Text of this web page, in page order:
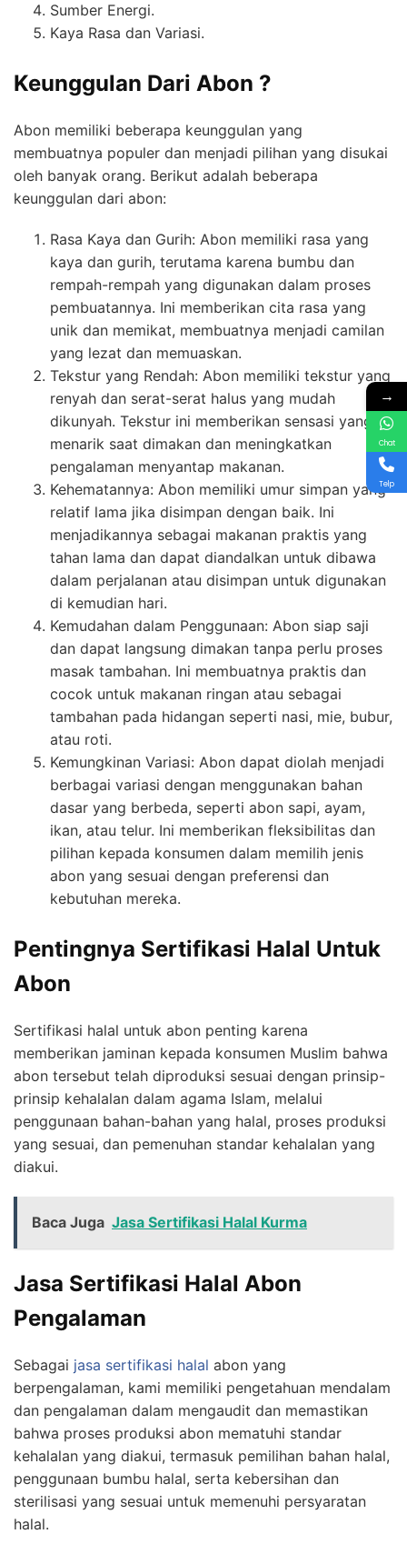
Sumber Energi.
Kaya Rasa dan Variasi.
Keunggulan Dari Abon ?
Abon memiliki beberapa keunggulan yang
membuatnya populer dan menjadi pilihan yang disukai
oleh banyak orang. Berikut adalah beberapa
keunggulan dari abon:
Rasa Kaya dan Gurih: Abon memiliki rasa yang
kaya dan gurih, terutama karena bumbu dan
rempah-rempah yang digunakan dalam proses
pembuatannya. Ini memberikan cita rasa yang
unik dan memikat, membuatnya menjadi camilan
yang lezat dan memuaskan.
Tekstur yang Rendah: Abon memiliki tekstur yang
renyah dan serat-serat halus yang mudah
dikunyah. Tekstur ini memberikan sensasi yang
menarik saat dimakan dan meningkatkan
pengalaman menyantap makanan.
Kehematannya: Abon memiliki umur simpan yang
relatif lama jika disimpan dengan baik. Ini
menjadikannya sebagai makanan praktis yang
tahan lama dan dapat diandalkan untuk dibawa
dalam perjalanan atau disimpan untuk digunakan
di kemudian hari.
Kemudahan dalam Penggunaan: Abon siap saji
dan dapat langsung dimakan tanpa perlu proses
masak tambahan. Ini membuatnya praktis dan
cocok untuk makanan ringan atau sebagai
tambahan pada hidangan seperti nasi, mie, bubur,
atau roti.
Kemungkinan Variasi: Abon dapat diolah menjadi
berbagai variasi dengan menggunakan bahan
dasar yang berbeda, seperti abon sapi, ayam,
ikan, atau telur. Ini memberikan fleksibilitas dan
pilihan kepada konsumen dalam memilih jenis
abon yang sesuai dengan preferensi dan
kebutuhan mereka.
Pentingnya Sertifikasi Halal Untuk
Abon
Sertifikasi halal untuk abon penting karena
memberikan jaminan kepada konsumen Muslim bahwa
abon tersebut telah diproduksi sesuai dengan prinsip-
prinsip kehalalan dalam agama Islam, melalui
penggunaan bahan-bahan yang halal, proses produksi
yang sesuai, dan pemenuhan standar kehalalan yang
diakui.
Baca Juga Jasa Sertifikasi Halal Kurma
Jasa Sertifikasi Halal Abon
Pengalaman
Sebagai jasa sertifikasi halal abon yang
berpengalaman, kami memiliki pengetahuan mendalam
dan pengalaman dalam mengaudit dan memastikan
bahwa proses produksi abon mematuhi standar
kehalalan yang diakui, termasuk pemilihan bahan halal,
penggunaan bumbu halal, serta kebersihan dan
sterilisasi yang sesuai untuk memenuhi persyaratan
halal.
→
Chat
Telp